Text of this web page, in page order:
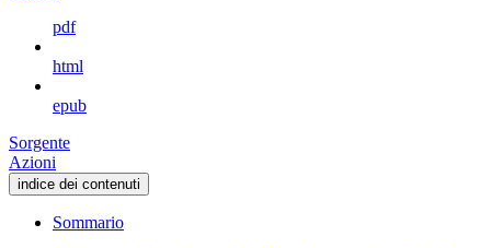
pdf
html
epub
Sorgente
Azioni
indice dei contenuti
Sommario